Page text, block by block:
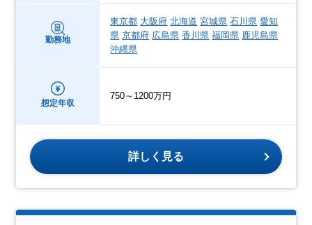
勤務地
東京都 大阪府 北海道 宮城県 石川県 愛知
県 京都府 広島県 香川県 福岡県 鹿児島県
沖縄県
想定年収
750～1200万円
詳しく見る